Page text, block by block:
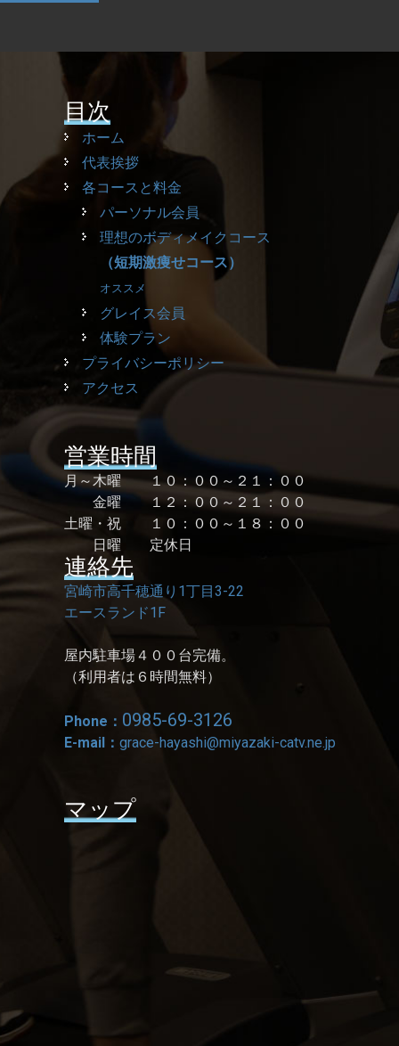
目次
ホーム
代表挨拶
各コースと料金
パーソナル会員
理想のボディメイクコース
（短期激痩せコース）
オススメ
グレイス会員
体験プラン
プライバシーポリシー
アクセス
営業時間
月～木曜 １０：００～２１：００
金曜 １２：００～２１：００
土曜・祝 １０：００～１８：００
日曜 定休日
連絡先
宮崎市高千穂通り1丁目3-22
エースランド1F
屋内駐車場４００台完備。
（利用者は６時間無料）
Phone： 0985-69-3126
E-mail： grace-hayashi@miyazaki-catv.ne.jp
マップ